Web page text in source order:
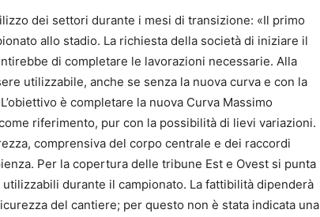
dei settori durante i mesi di transizione: «Il primo
allo stadio. La richiesta della società di iniziare il
di completare le lavorazioni necessarie. Alla
utilizzabile, anche se senza la nuova curva e con la
è completare la nuova Curva Massimo
riferimento, pur con la possibilità di lievi variazioni.
comprensiva del corpo centrale e dei raccordi
Per la copertura delle tribune Est e Ovest si punta
durante il campionato. La fattibilità dipenderà
del cantiere; per questo non è stata indicata una